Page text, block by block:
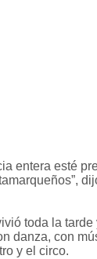
entera esté
toda la
danza, con
y el circo.